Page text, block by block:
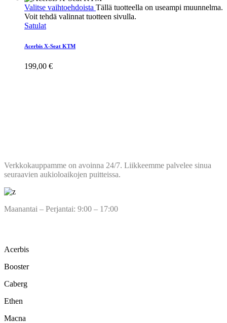
Valitse vaihtoehdoista Tällä tuotteella on useampi muunnelma.
Voit tehdä valinnat tuotteen sivulla.
Satulat
Acerbis X-Seat KTM
199,00 €
Verkkokauppamme on avoinna 24/7. Liikkeemme palvelee sinua
seuraavien aukioloaikojen puitteissa.
Maanantai – Perjantai: 9:00 – 17:00
Acerbis
Booster
Caberg
Ethen
Macna